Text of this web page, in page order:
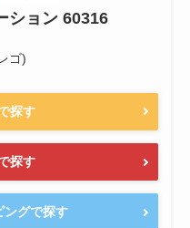
ション 60316
ゴ)
探す
探す
グで探す